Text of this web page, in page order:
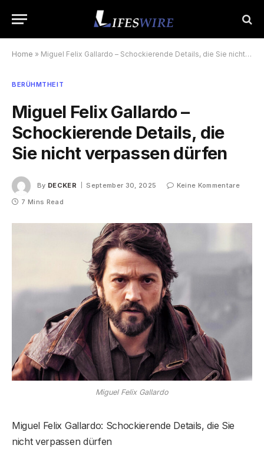
Home » Miguel Felix Gallardo – Schockierende Details, die Sie nicht verpassen dürfen
BERÜHMTHEIT
Miguel Felix Gallardo –
Schockierende Details, die
Sie nicht verpassen dürfen
By DECKER September 30, 2025
Keine Kommentare
7 Mins Read
Miguel Felix Gallardo
Miguel Felix Gallardo: Schockierende Details, die Sie
nicht verpassen dürfen